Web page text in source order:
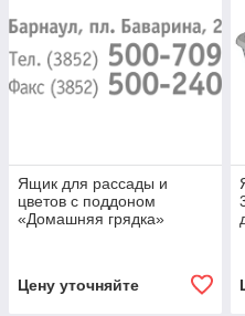
Ящик для рассады и
цветов с поддоном
«Домашняя грядка»
Цену уточняйте